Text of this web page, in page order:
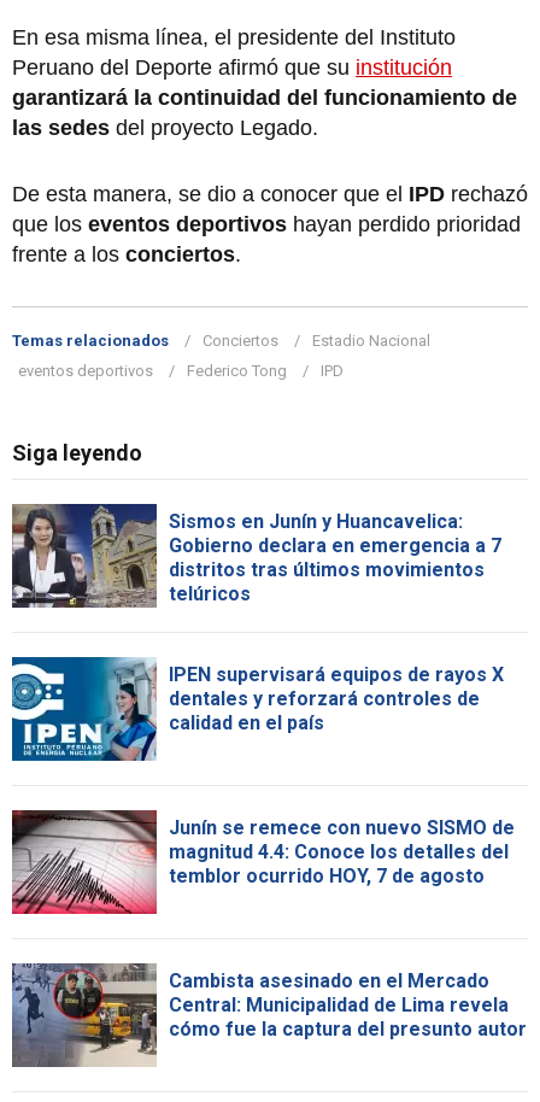
En esa misma línea, el presidente del Instituto
Peruano del Deporte afirmó que su institución
garantizará la continuidad del funcionamiento de
las sedes del proyecto Legado.
De esta manera, se dio a conocer que el IPD rechazó
que los eventos deportivos hayan perdido prioridad
frente a los conciertos.
Temas relacionados Conciertos
Estadio Nacional
eventos deportivos
Federico Tong IPD
Siga leyendo
Sismos en Junín y Huancavelica:
Gobierno declara en emergencia a 7
distritos tras últimos movimientos
telúricos
IPEN supervisará equipos de rayos X
dentales y reforzará controles de
calidad en el país
Junín se remece con nuevo SISMO de
magnitud 4.4: Conoce los detalles del
temblor ocurrido HOY, 7 de agosto
Cambista asesinado en el Mercado
Central: Municipalidad de Lima revela
cómo fue la captura del presunto autor